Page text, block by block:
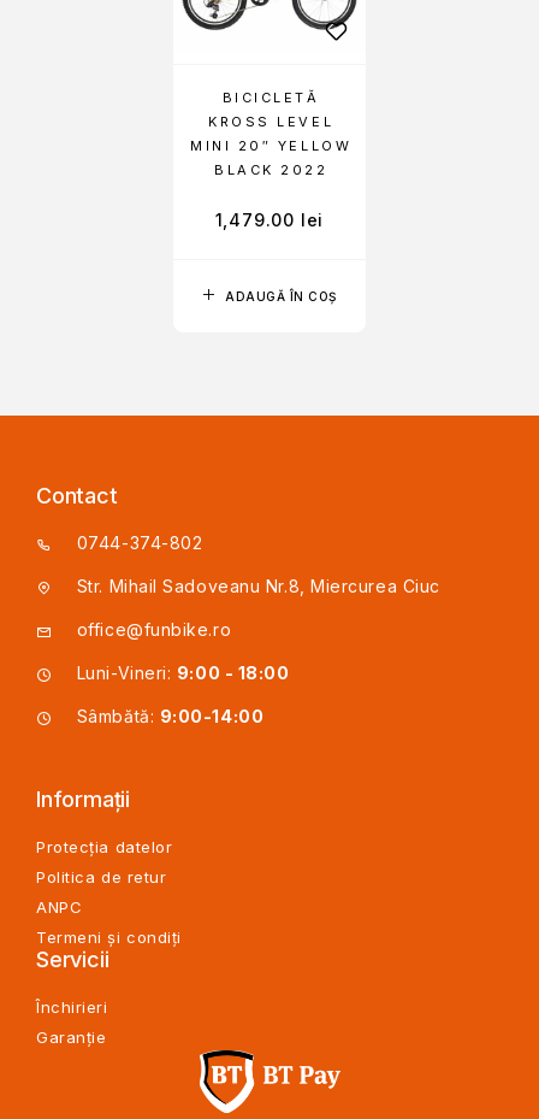
ADAUGĂ ÎN COȘ
BICICLETĂ
KROSS LEVEL
MINI 20″ YELLOW
BLACK 2022
1,479.00 lei
Contact
0744-374-802
Str. Mihail Sadoveanu Nr.8, Miercurea Ciuc
office@funbike.ro
Luni-Vineri: 9:00 - 18:00
Sâmbătă: 9:00-14:00
Informații
Protecția datelor
Politica de retur
ANPC
Termeni și condiți
Servicii
Închirieri
Garanție